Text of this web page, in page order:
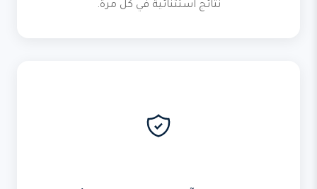
نتائج استثنائية في كل مرة.